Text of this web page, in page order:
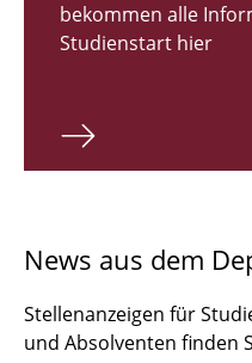
Bachelor Architektur
Master Architektur
Qualifikationsprofil
Institute
bekommen alle
Studienstart hier
News aus dem
Stellenanzeigen für
und Absolventen finden